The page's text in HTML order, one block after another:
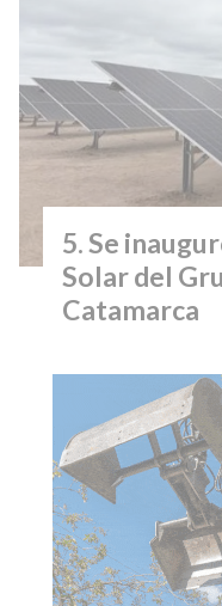
Se
Solar del
Catamarca